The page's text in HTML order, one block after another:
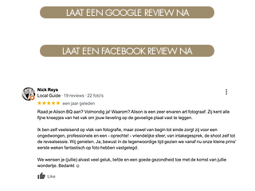
LAAT EEN GOOGLE REVIEW NA
LAAT EEN FACEBOOK REVIEW NA